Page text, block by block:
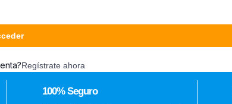
Regístrate ahora
100% Seguro